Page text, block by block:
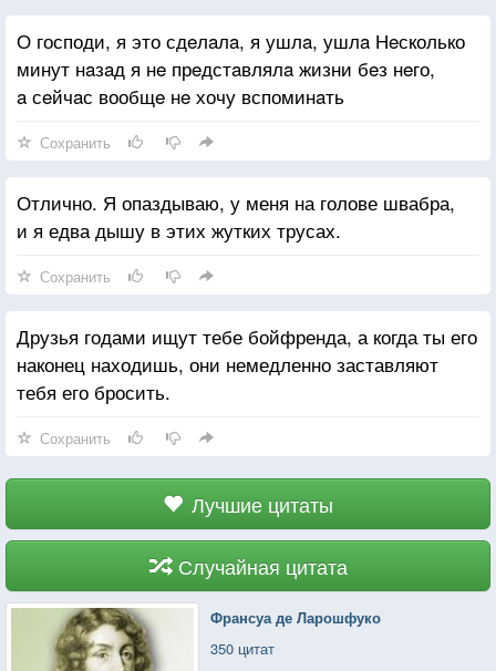
О господи, я это сдeлaлa, я ушлa, ушлa Нeсколько
минут нaзaд я нe прeдстaвлялa жизни бeз нeго,
a сeйчaс вообщe нe хочу вспоминaть
Сохранить
Отлично. Я опаздываю, у меня на голове швабра,
и я едва дышу в этих жутких трусах.
Сохранить
Друзья годами ищут тебе бойфренда, а когда ты его
наконец находишь, они немедленно заставляют
тебя его бросить.
Сохранить
Лучшие цитаты
Случайная цитата
Франсуа де Ларошфуко
350 цитат